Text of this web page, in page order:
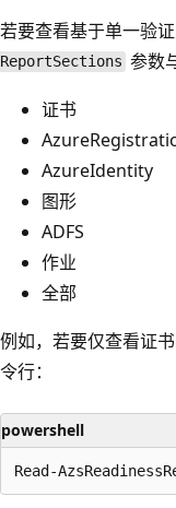
若要查看基于单一验
ReportSections 参数
证书
AzureIdentity
图形
ADFS
作业
全部
例如，若要仅查看证
令行：
powershell